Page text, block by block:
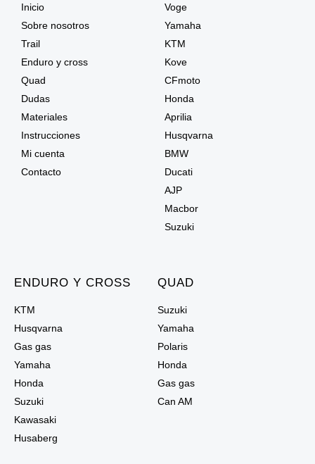
Inicio
Sobre nosotros
Trail
Enduro y cross
Quad
Dudas
Materiales
Instrucciones
Mi cuenta
Contacto
Voge
Yamaha
KTM
Kove
CFmoto
Honda
Aprilia
Husqvarna
BMW
Ducati
AJP
Macbor
Suzuki
ENDURO Y CROSS
KTM
Husqvarna
Gas gas
Yamaha
Honda
Suzuki
Kawasaki
Husaberg
QUAD
Suzuki
Yamaha
Polaris
Honda
Gas gas
Can AM